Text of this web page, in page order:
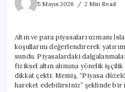
5 Mayıs 2026
2 Min Read
Altın ve para piyasaları uzmanı
koşullarını değerlendirerek
sundu. Piyasalardaki
fiziksel altın alımına yönelik
dikkat çekti. Memiş, “Piyasa
hareket edebilirsiniz” şeklinde bir